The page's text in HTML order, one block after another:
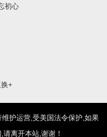
初心
+
护运营,受美国法令保护,如果
离开本站,谢谢！